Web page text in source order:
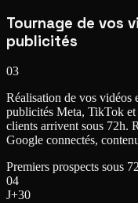
Tournage de vos
publicités
03
Réalisation de vos vidéos
publicités Meta, TikTok et
clients arrivent sous 72h.
Google connectés,
Premiers prospects sous
04
J+30